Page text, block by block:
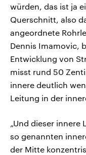
würden, das ist ja
Querschnitt, also
angeordnete
Dennis Imamovic,
Entwicklung von
misst rund 50
innere deutlich
Leitung in der
„Und dieser innere
so genannten
der Mitte